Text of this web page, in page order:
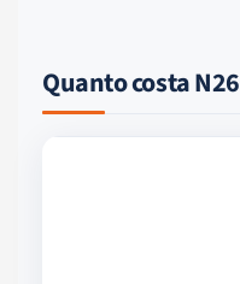
Quanto costa N26